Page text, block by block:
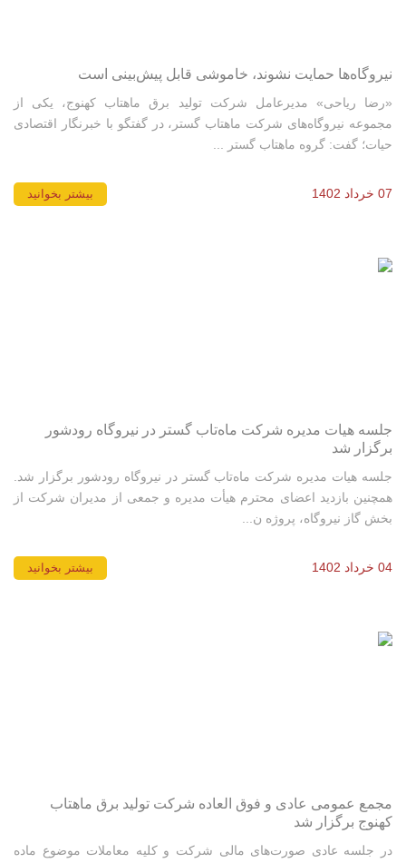
نیروگاه‌ها حمایت نشوند، خاموشی قابل پیش‌بینی است
«رضا ریاحی» مدیرعامل شرکت تولید برق ماهتاب کهنوج، یکی از
مجموعه نیروگاه‌های شرکت ماهتاب گستر، در گفتگو با خبرنگار اقتصادی
حیات؛ گفت: گروه ماهتاب گستر ...
07 خرداد 1402 بیشتر بخوانید
جلسه هیات مدیره شرکت ماه‌تاب گستر در نیروگاه رودشور
برگزار شد
جلسه هیات مدیره شرکت ماه‌تاب گستر در نیروگاه رودشور برگزار شد.
همچنین بازدید اعضای محترم هیأت مدیره و جمعی از مدیران شرکت از
بخش گاز نیروگاه، پروژه ن...
04 خرداد 1402 بیشتر بخوانید
مجمع عمومی عادی و فوق العاده شرکت تولید برق ماهتاب
کهنوج برگزار شد
در جلسه عادی صورت‌های مالی شرکت و کلیه معاملات موضوع ماده